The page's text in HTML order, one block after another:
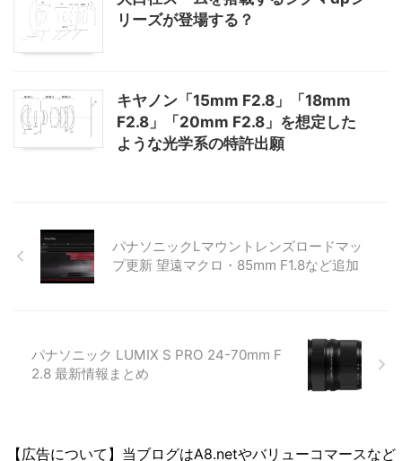
リーズが登場する？
キヤノン「15mm F2.8」「18mm
F2.8」「20mm F2.8」を想定した
ような光学系の特許出願
パナソニックLマウントレンズロードマッ
プ更新 望遠マクロ・85mm F1.8など追加
パナソニック LUMIX S PRO 24-70mm F
2.8 最新情報まとめ
【広告について】当ブログはA8.netやバリューコマースなど